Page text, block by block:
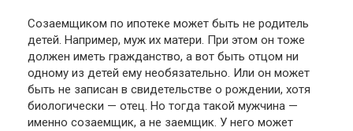
Созаемщиком по ипотеке может быть не родитель
детей. Например, муж их матери. При этом он тоже
должен иметь гражданство, а вот быть отцом ни
одному из детей ему необязательно. Или он может
быть не записан в свидетельстве о рождении, хотя
биологически — отец. Но тогда такой мужчина —
именно созаемщик, а не заемщик. У него может